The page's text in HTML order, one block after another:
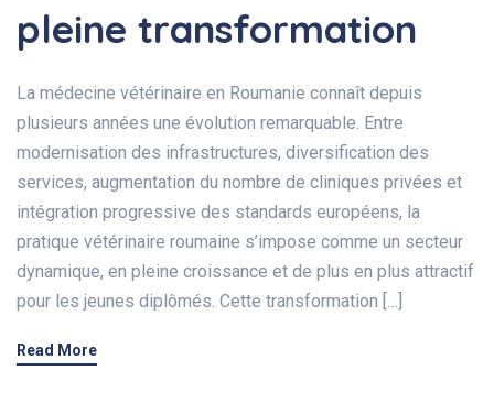
pleine transformation
La médecine vétérinaire en Roumanie connaît depuis
plusieurs années une évolution remarquable. Entre
modernisation des infrastructures, diversification des
services, augmentation du nombre de cliniques privées et
intégration progressive des standards européens, la
pratique vétérinaire roumaine s’impose comme un secteur
dynamique, en pleine croissance et de plus en plus attractif
pour les jeunes diplômés. Cette transformation […]
Read More